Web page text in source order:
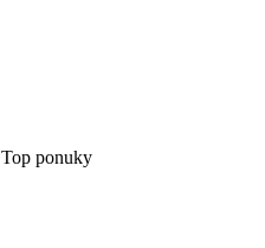
Top ponuky